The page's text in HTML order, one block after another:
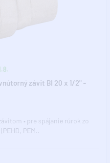
závit BI 20 x 1/2" -
• pre spájanie rúrok zo
PEM..